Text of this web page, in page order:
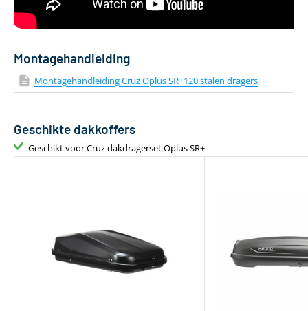
Bevestiging via T-adapter
Montagehandleiding
Montagehandleiding Cruz Oplus SR+120 stalen dragers
Geschikte dakkoffers
Geschikt voor Cruz dakdragerset Oplus SR+